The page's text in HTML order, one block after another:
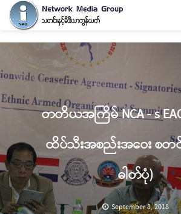
တတိယအကြိမ် NCA - s
ထိပ်သီးအစည်းအဝေး စတင်
ဓါတ်ပုံ)
September 8, 2018